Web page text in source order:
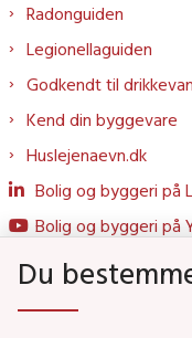
Radonguiden
Legionellaguiden
Godkendt til
Kend din byggevare
Huslejenaevn.dk
Bolig og byggeri på
Bolig og byggeri på
Du